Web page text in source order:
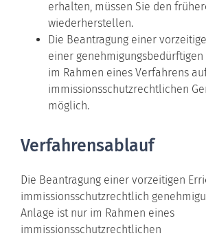
erhalten, müssen Sie den
wiederherstellen.
Die Beantragung einer
einer
im Rahmen eines Verfahrens
immissionsschutzrechtlichen
möglich.
Verfahrensablauf
Die Beantragung einer vorzeitigen
immissionsschutzrechtlich
Anlage ist nur im Rahmen eines
immissionsschutzrechtlichen